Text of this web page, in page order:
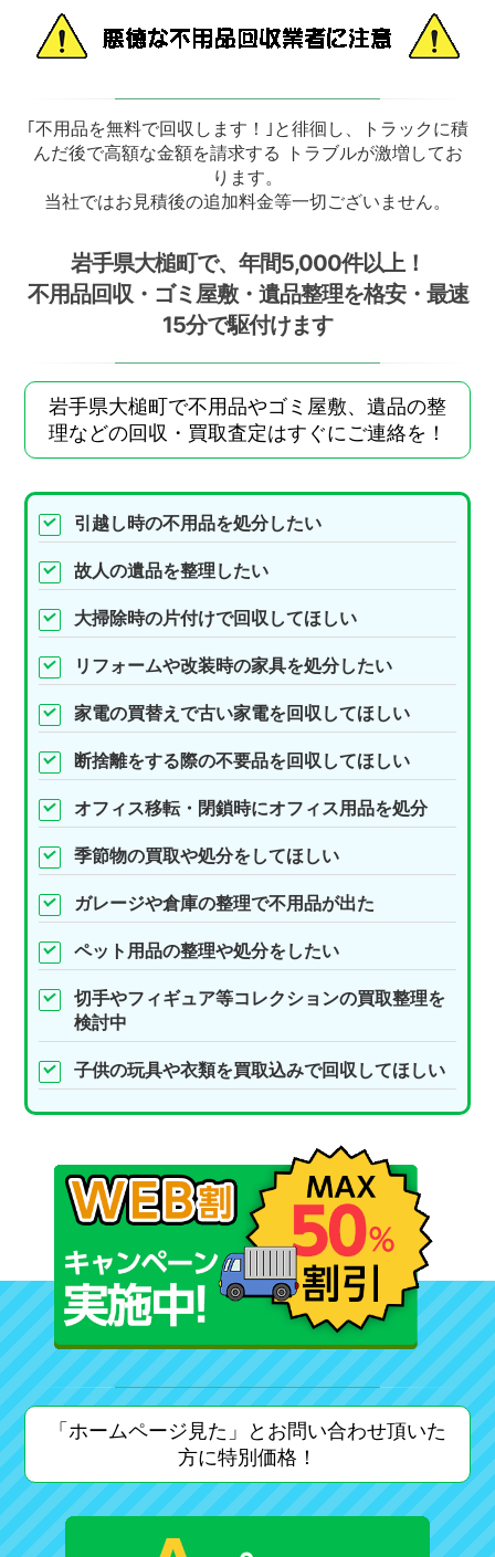
｢不用品を無料で回収します！｣と徘徊し、トラックに積
んだ後で高額な金額を請求する トラブルが激増してお
ります。
当社ではお見積後の追加料金等一切ございません。
岩手県大槌町で、年間5,000件以上！
不用品回収・ゴミ屋敷・遺品整理を格安・最速
15分で駆付けます
岩手県大槌町で不用品やゴミ屋敷、遺品の整
理などの回収・買取査定はすぐにご連絡を！
引越し時の不用品を処分したい
故人の遺品を整理したい
大掃除時の片付けで回収してほしい
リフォームや改装時の家具を処分したい
家電の買替えで古い家電を回収してほしい
断捨離をする際の不要品を回収してほしい
オフィス移転・閉鎖時にオフィス用品を処分
季節物の買取や処分をしてほしい
ガレージや倉庫の整理で不用品が出た
ペット用品の整理や処分をしたい
切手やフィギュア等コレクションの買取整理を
検討中
子供の玩具や衣類を買取込みで回収してほしい
「ホームページ見た」とお問い合わせ頂いた
方に特別価格！